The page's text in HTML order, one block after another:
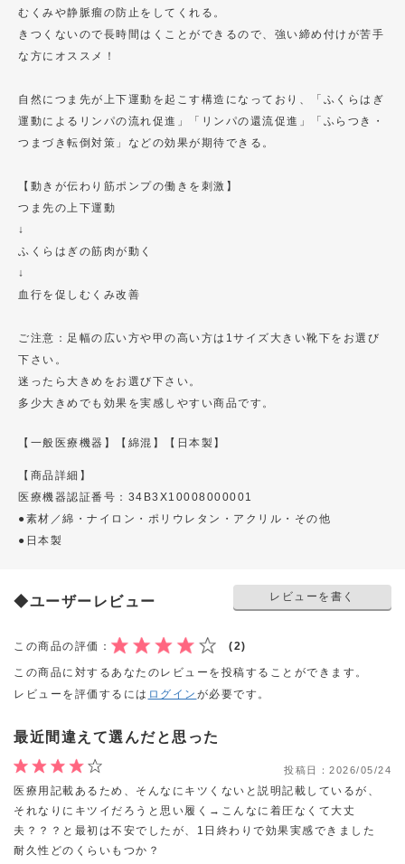
むくみや静脈瘤の防止をしてくれる。
きつくないので長時間はくことができるので、強い締め付けが苦手
な方にオススメ！
自然につま先が上下運動を起こす構造になっており、「ふくらはぎ
運動によるリンパの流れ促進」「リンパの還流促進」「ふらつき・
つまづき転倒対策」などの効果が期待できる。
【動きが伝わり筋ポンプの働きを刺激】
つま先の上下運動
↓
ふくらはぎの筋肉が動く
↓
血行を促しむくみ改善
ご注意：足幅の広い方や甲の高い方は1サイズ大きい靴下をお選び
下さい。
迷ったら大きめをお選び下さい。
多少大きめでも効果を実感しやすい商品です。
【一般医療機器】 【綿混】 【日本製】
【商品詳細】
医療機器認証番号：34B3X10008000001
●素材／綿・ナイロン・ポリウレタン・アクリル・その他
●日本製
◆ユーザーレビュー レビューを書く
この商品の評価： (2)
この商品に対するあなたのレビューを投稿することができます。
レビューを評価するには ログイン が必要です。
最近間違えて選んだと思った
投稿日： 2026/05/24
医療用記載あるため、そんなにキツくないと説明記載しているが、
それなりにキツイだろうと思い履く→こんなに着圧なくて大丈
夫？？？と最初は不安でしたが、1日終わりで効果実感できました
耐久性どのくらいもつか？